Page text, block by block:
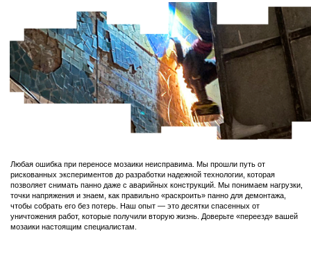
Кто автор? Какова сохранность? Какую историческую и рыночную ценность
имеет панно? Мы отвечаем на эти вопросы, опираясь на архивные данные и
многолетнюю практику. Имея собственную коллекцию, мы изучили творческие
примерами из нашего архива.
Подробнее